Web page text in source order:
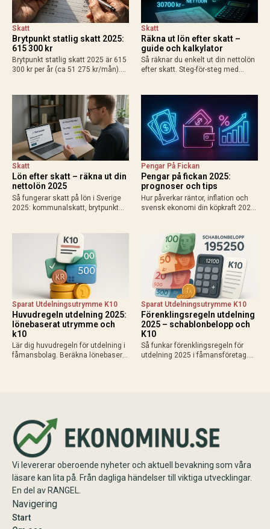
Brytpunkt statlig skatt 2025:
615 300 kr
Skatt
Brytpunkt statlig skatt 2025 är 615
300 kr per år (ca 51 275 kr/mån).
löntagare och pensionärer. Så
påverkas din plånbok!
Räkna ut lön efter skatt –
guide och kalkylator
Skatt
Så räknar du enkelt ut din nettolön
efter skatt. Steg-för-steg med
resultat 2025.
Lön efter skatt – räkna ut din
nettolön 2025
Skatt
Så fungerar skatt på lön i Sverige
2025: kommunalskatt, brytpunkt
Exempel, kalkylatorer och tips för
att räkna ut vad du får…
Pengar på fickan 2025:
prognoser och tips
Pengar På Fickan
Hur påverkar räntor, inflation och
svensk ekonomi din köpkraft 2025?
praktiska tips för att maximera
disponibel inkomst.
Huvudregeln utdelning 2025:
lönebaserat utrymme och
k10
Sparat Utdelningsutrymme K10
Lär dig huvudregeln för utdelning i
fåmansbolag. Beräkna lönebaserat
Förenklingsregeln utdelning
2025 – schablonbelopp och
K10
Sparat Utdelningsutrymme K10
Så funkar förenklingsregeln för
utdelning 2025 i fåmansföretag.
Vi levererar oberoende nyheter och aktuell bevakning som våra
läsare kan lita på. Från dagliga händelser till viktiga utvecklingar.
En del av RANGEL.
Navigering
Start